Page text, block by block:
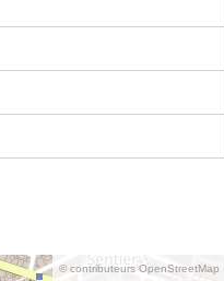
© contributeurs OpenStreetMap